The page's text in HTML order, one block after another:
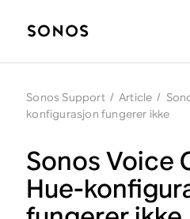
Sonos Support / Article /
konfigurasjon fungerer ikke
Sonos Voice
Hue-